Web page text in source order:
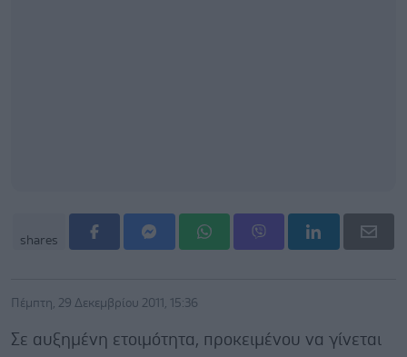
shares
Πέμπτη, 29 Δεκεμβρίου 2011, 15:36
Σε αυξημένη ετοιμότητα, προκειμένου να γίνεται